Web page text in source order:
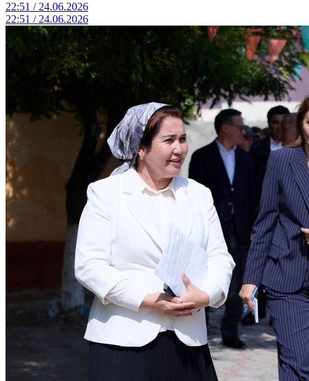
22:51 / 24.06.2026
22:51 / 24.06.2026